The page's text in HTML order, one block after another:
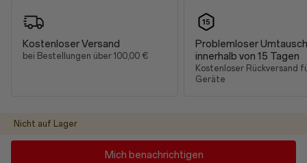
Verbesserung des Farbsehens
Farbpersonalisierung
Augenkomfort
Naturton-Anzeige
Leistung
Kostenloser Versand
bei Bestellungen über 100,00 €
Problemloser Umtausch
innerhalb von 15 Tagen
Kostenloser Rückversand
Geräte
Nicht auf Lager
Mich benachrichtigen